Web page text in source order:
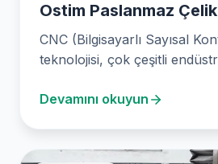
Ostim Paslanmaz
CNC (Bilgisayarlı Sayısal
teknolojisi, çok çeşitli
kullanılmaktadır.…
Devamını okuyun